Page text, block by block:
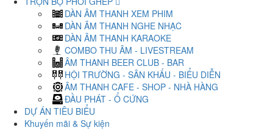
DÀN ÂM THANH XEM PHIM
DÀN ÂM THANH NGHE NHẠC
DÀN ÂM THANH KARAOKE
COMBO THU ÂM - LIVESTREAM
ÂM THANH BEER CLUB - BAR
HỘI TRƯỜNG - SÂN KHẤU - BIỂU DIỄN
ÂM THANH CAFE - SHOP - NHÀ HÀNG
ĐẦU PHÁT - Ổ CỨNG
DỰ ÁN TIÊU BIỂU
Khuyến mãi & Sự kiện